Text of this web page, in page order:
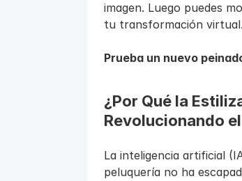
imagen. Luego puedes
tu transformación virtual.
Prueba un nuevo
¿Por Qué la
Revolucionando
La inteligencia artificial
peluquería no ha